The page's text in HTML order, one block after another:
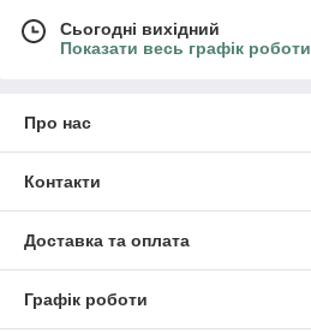
Сьогодні вихідний
Показати весь графік роботи
Про нас
Контакти
Доставка та оплата
Графік роботи